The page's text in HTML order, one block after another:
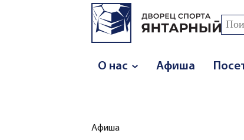
Перейти к основному содержанию
Поиск
О нас Афиша
Вы здесь
Афиша